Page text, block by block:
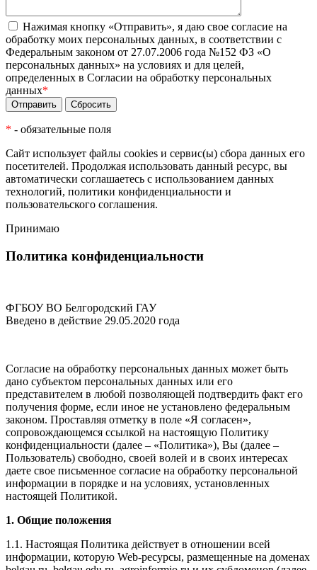
Нажимая кнопку «Отправить», я даю свое согласие на
обработку моих персональных данных, в соответствии с
Федеральным законом от 27.07.2006 года №152 ФЗ «О
персональных данных» на условиях и для целей,
определенных в Согласии на обработку персональных
данных*
* - обязательные поля
Сайт использует файлы cookies и сервис(ы) сбора данных его
посетителей. Продолжая использовать данный ресурс, вы
автоматически соглашаетесь с использованием данных
технологий, политики конфиденциальности и
пользовательского соглашения.
Принимаю
Политика конфиденциальности
ФГБОУ ВО Белгородский ГАУ
Введено в действие 29.05.2020 года
Согласие на обработку персональных данных может быть
дано субъектом персональных данных или его
представителем в любой позволяющей подтвердить факт его
получения форме, если иное не установлено федеральным
законом. Проставляя отметку в поле «Я согласен»,
сопровождающемся ссылкой на настоящую Политику
конфиденциальности (далее – «Политика»), Вы (далее –
Пользователь) свободно, своей волей и в своих интересах
даете свое письменное согласие на обработку персональной
информации в порядке и на условиях, установленных
настоящей Политикой.
1. Общие положения
1.1. Настоящая Политика действует в отношении всей
информации, которую Web-ресурсы, размещенные на доменах